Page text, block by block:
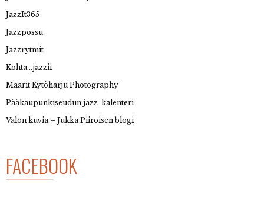
JazzIt365
Jazzpossu
Jazzrytmit
Kohta…jazzii
Maarit Kytöharju Photography
Pääkaupunkiseudun jazz-kalenteri
Valon kuvia – Jukka Piiroisen blogi
FACEBOOK